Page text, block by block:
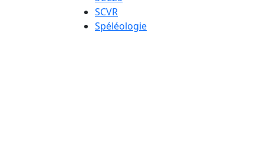
SCVR
Spéléologie